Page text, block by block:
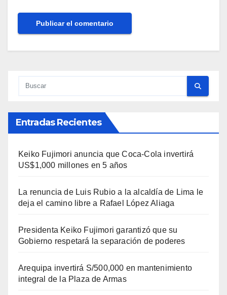
Entradas Recientes
Keiko Fujimori anuncia que Coca-Cola invertirá
US$1,000 millones en 5 años
La renuncia de Luis Rubio a la alcaldía de Lima le
deja el camino libre a Rafael López Aliaga
Presidenta Keiko Fujimori garantizó que su
Gobierno respetará la separación de poderes
Arequipa invertirá S/500,000 en mantenimiento
integral de la Plaza de Armas